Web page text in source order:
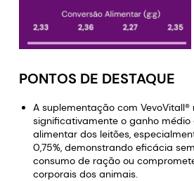
PONTOS DE DESTAQUE
A suplementação com VevoVitall®
significativamente o ganho médio
alimentar dos leitões,
0,75%, demonstrando eficácia
consumo de ração ou
corporais dos animais.